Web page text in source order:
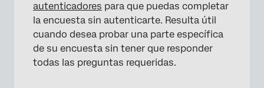
autenticadores para que puedas completar
la encuesta sin autenticarte. Resulta útil
cuando desea probar una parte específica
de su encuesta sin tener que responder
todas las preguntas requeridas.